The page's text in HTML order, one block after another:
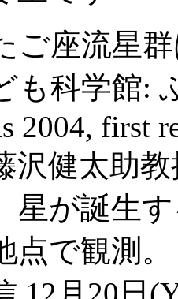
ご座流星
も科学館:
2004, first
沢健太助
星が誕生
点で観測。